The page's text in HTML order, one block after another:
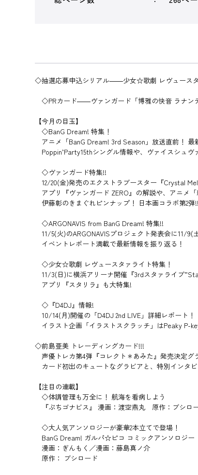
◇抽選応募申込シリアル――少女☆歌劇 レヴュースタ
◇PRカード――ヴァンガード「博雅の快音 ラナンテ
【今月の目玉】
◇BanG Dream! 特集！
アニメ「BanG Dream! 3rd Season」放送直前！ 最
Poppin’Party15thシングル情報や、ヴァイスシュ
◇ヴァンガード特集!!
12/20(金)発売のエクストラブースター『Crystal
アプリ『ヴァンガード ZERO』の解説や、アニメ
伊藤彰のきまぐれピンナップ！ 日本画コラボ第2弾!!
◇ARGONAVIS from BanG Dream! 特集!!
11/5(火)のARGONAVISプロジェクト発表会に11/9(
イベントレポート満載で最新情報を振り返る！
◇少女☆歌劇 レヴュースタァライト特集！
11/3(日)に横浜アリーナ開催『3rdスタァライブ
アプリ『スタリラ』も大特集!
◇『D4DJ』情報!
10/14(月)開催の「D4DJ 2nd LIVE」詳細レポート！
イラスト企画「イラストスクラッチ」はPeaky P-
◇前島亜美 トレーディングカード!!!
声優トレカ第4弾『コレクト＊あみた』発売決定グ
カード初出のキュートなグラビアと、特別インタ
【注目の連載】
◇体調管理も万全に！ 航海を看病しよう
『ぷちゴナビス』 漫画：渡空燕丸 原作：ブシロ
◇大人気アンソロジーが豪華2本立てで登場！
BanG Dream! ガルパ☆ピコ コミックアンソロジー
漫画：ぎんもく／漫画：藤島真ノ介
原作： ブシロード